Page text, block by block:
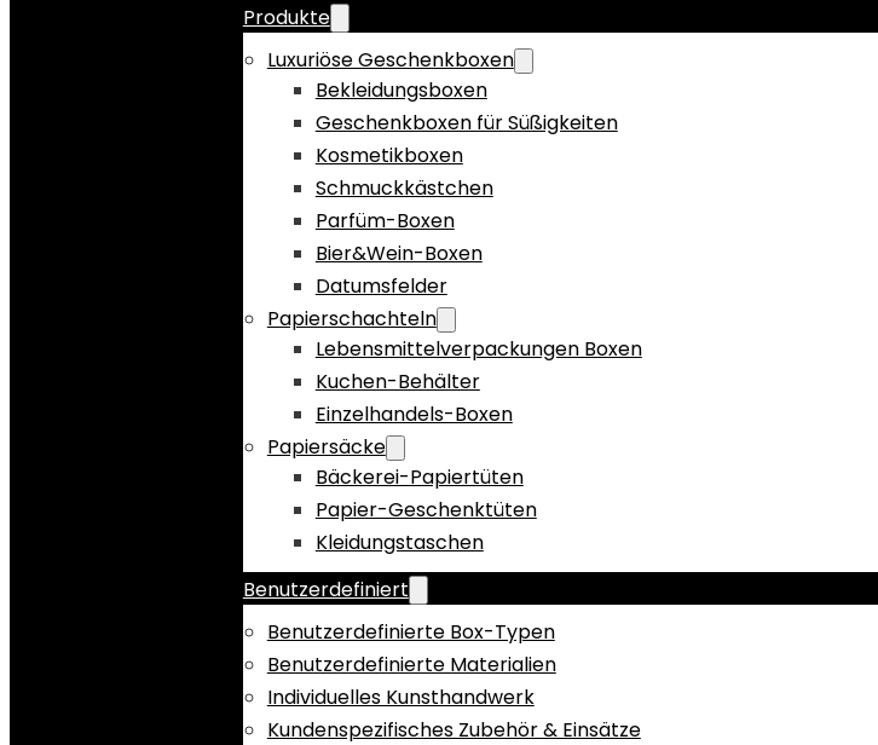
Produkte
Luxuriöse Geschenkboxen
Bekleidungsboxen
Geschenkboxen für Süßigkeiten
Kosmetikboxen
Schmuckkästchen
Parfüm-Boxen
Bier&Wein-Boxen
Datumsfelder
Papierschachteln
Lebensmittelverpackungen Boxen
Kuchen-Behälter
Einzelhandels-Boxen
Papiersäcke
Bäckerei-Papiertüten
Papier-Geschenktüten
Kleidungstaschen
Benutzerdefiniert
Benutzerdefinierte Box-Typen
Benutzerdefinierte Materialien
Individuelles Kunsthandwerk
Kundenspezifisches Zubehör & Einsätze